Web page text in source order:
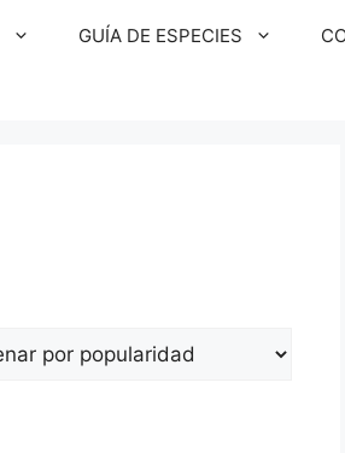
GUÍA DE ESPECIES